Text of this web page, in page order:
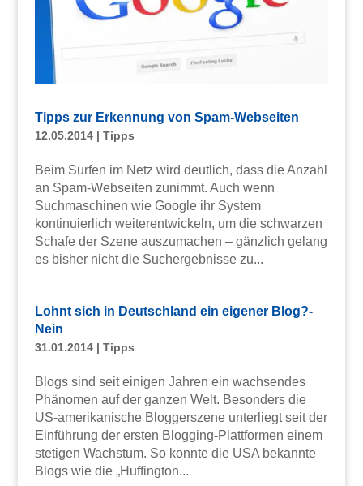
Tipps zur Erkennung von Spam-Webseiten
12.05.2014| Tipps
Beim Surfen im Netz wird deutlich, dass die Anzahl
an Spam-Webseiten zunimmt. Auch wenn
Suchmaschinen wie Google ihr System
kontinuierlich weiterentwickeln, um die schwarzen
Schafe der Szene auszumachen – gänzlich gelang
es bisher nicht die Suchergebnisse zu...
Lohnt sich in Deutschland ein eigener Blog?-
Nein
31.01.2014| Tipps
Blogs sind seit einigen Jahren ein wachsendes
Phänomen auf der ganzen Welt. Besonders die
US-amerikanische Bloggerszene unterliegt seit der
Einführung der ersten Blogging-Plattformen einem
stetigen Wachstum. So konnte die USA bekannte
Blogs wie die „Huffington...